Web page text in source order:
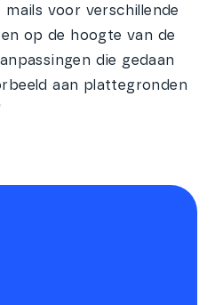
voor verschillende
op de hoogte van de
die gedaan
aan plattegronden